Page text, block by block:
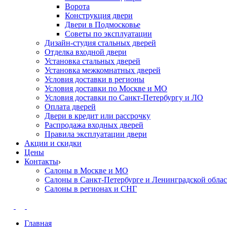
Ворота
Конструкция двери
Двери в Подмосковье
Cоветы по эксплуатации
Дизайн-студия стальных дверей
Отделка входной двери
Установка стальных дверей
Установка межкомнатных дверей
Условия доставки в регионы
Условия доставки по Москве и МО
Условия доставки по Санкт-Петербургу и ЛО
Оплата дверей
Двери в кредит или рассрочку
Распродажа входных дверей
Правила эксплуатации двери
Акции и скидки
Цены
Контакты
Салоны в Москве и МО
Салоны в Санкт-Петербурге и Ленинградской
Салоны в регионах и СНГ
Главная